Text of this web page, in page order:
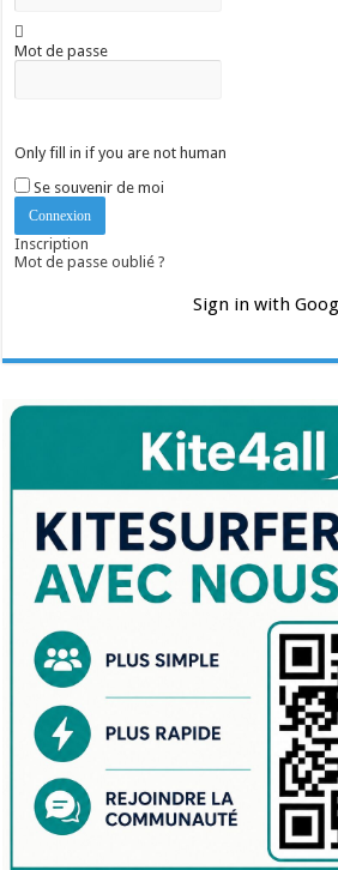
Mot de passe
Only fill in if you are not human
Se souvenir de moi
Inscription
Mot de passe oublié ?
Sign in with